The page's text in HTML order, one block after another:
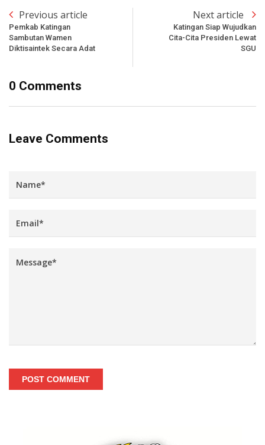
Previous article
Pemkab Katingan
Sambutan Wamen
Diktisaintek Secara Adat
Next article
Katingan Siap Wujudkan
Cita-Cita Presiden Lewat
SGU
0 Comments
Leave Comments
POST COMMENT